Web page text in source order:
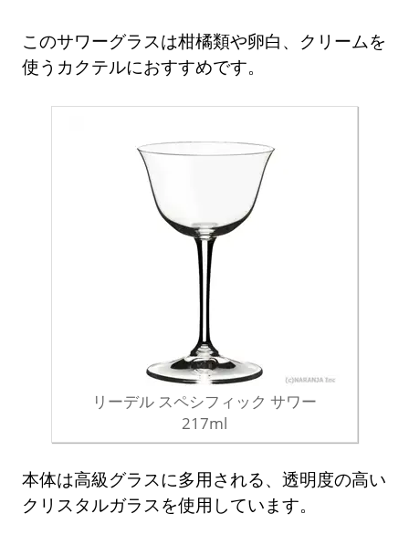
このサワーグラスは柑橘類や卵白、クリームを
使うカクテルにおすすめです。
リーデル スペシフィック サワー
217ml
本体は高級グラスに多用される、透明度の高い
クリスタルガラスを使用しています。